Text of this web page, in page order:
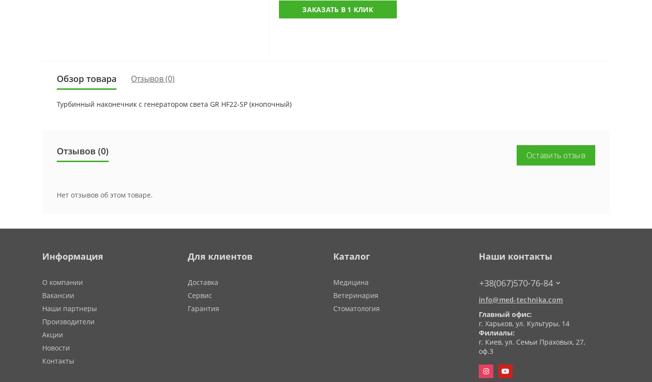
ЗАКАЗАТЬ В 1 КЛИК
Обзор товара Отзывов (0)
Турбинный наконечник с генератором света GR HF22-SP (кнопочный)
Отзывов (0) Оставить отзыв
Нет отзывов об этом товаре.
Информация
О компании
Вакансии
Наши партнеры
Производители
Акции
Новости
Контакты
Для клиентов
Доставка
Сервис
Гарантия
Каталог
Медицина
Ветеринария
Стоматология
Наши контакты
+38(067)570-76-84
info@med-technika.com
Главный офис:
г. Харьков, ул. Культуры, 14
Филиалы:
г. Киев, ул. Семьи Праховых, 27,
оф.3